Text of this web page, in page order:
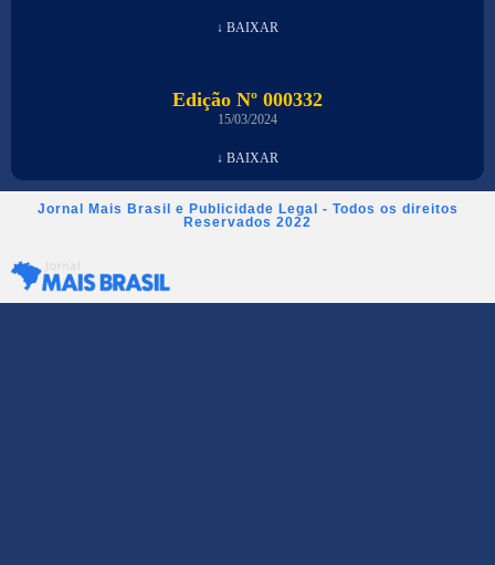
↓ BAIXAR
Edição Nº 000332
15/03/2024
↓ BAIXAR
Jornal Mais Brasil e Publicidade Legal - Todos os direitos
Reservados 2022